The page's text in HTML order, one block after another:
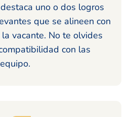
uno o dos logros
que se alineen con
vacante. No te olvides
con las